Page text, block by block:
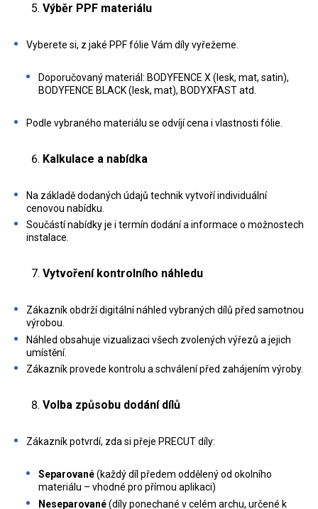
Výběr PPF materiálu
Vyberete si, z jaké PPF fólie Vám díly vyřežeme.
Doporučovaný materiál: BODYFENCE X (lesk, mat, satin),
BODYFENCE BLACK (lesk, mat), BODYXFAST atd.
Podle vybraného materiálu se odvíjí cena i vlastnosti fólie.
Kalkulace a nabídka
Na základě dodaných údajů technik vytvoří individuální
cenovou nabídku.
Součástí nabídky je i termín dodání a informace o možnostech
instalace.
Vytvoření kontrolního náhledu
Zákazník obdrží digitální náhled vybraných dílů před samotnou
výrobou.
Náhled obsahuje vizualizaci všech zvolených výřezů a jejich
umístění.
Zákazník provede kontrolu a schválení před zahájením výroby.
Volba způsobu dodání dílů
Zákazník potvrdí, zda si přeje PRECUT díly:
Separované(každý díl předem oddělený od okolního
materiálu – vhodné pro přímou aplikaci)
Neseparované(díly ponechané v celém archu, určené k